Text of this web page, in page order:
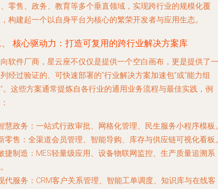
零售、政务、教育等多个垂直领域，实现跨行业的规模化覆
构建起一个以自身平台为核心的繁荣开发者与应用生态。
核心驱动力：打造可复用的跨行业解决方案库
软件厂商，星云座不仅仅是提供一个空白画布，更是提供了一
经过验证的、可快速部署的“行业解决方案加速包”或“能力组
。这些方案通常提炼自各行业的通用业务流程与最佳实践，例
慧政务 ：一站式行政审批、网格化管理、民生服务小程序模板
零售 ：全渠道会员管理、智能导购、库存与供应链可视化看板
捷制造 ：MES轻量级应用、设备物联网监控、生产质量追溯系
代服务 ：CRM客户关系管理、智能工单调度、知识库与在线客